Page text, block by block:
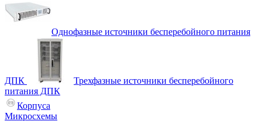
Однофазные источники бесперебойного питания
ДПК
Трехфазные источники бесперебойного
питания ДПК
Корпуса
Микросхемы